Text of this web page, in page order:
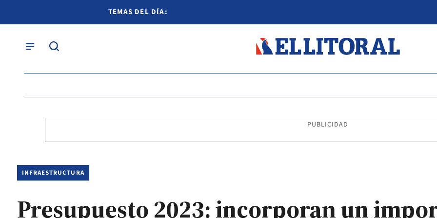
TEMAS DEL DÍA:
PUBLICIDAD
INFRAESTRUCTURA
Presupuesto 2023: incorporan un